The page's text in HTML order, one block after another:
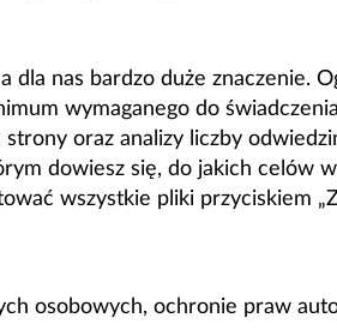
nas bardzo duże znaczenie.
wymaganego do
oraz analizy liczby
dowiesz się, do jakich celów
wszystkie pliki przyciskiem
osobowych, ochronie praw